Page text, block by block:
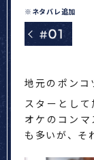
※ネタバレ追加
地元のポン
スターとして
オケのコン
も多いが、そ